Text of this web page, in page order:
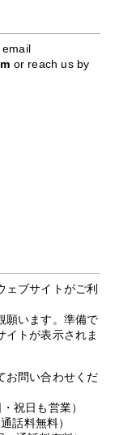
or reach us by
ェブサイトがご利
願います。準備で
イトが表示されま
お問い合わせくだ
祝日も営業）
話料無料）